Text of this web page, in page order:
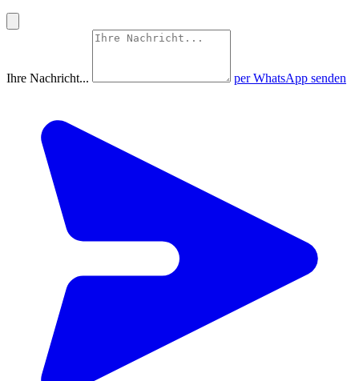
Ihre Nachricht... per WhatsApp senden